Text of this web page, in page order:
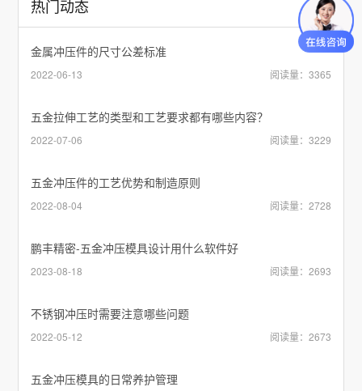
热门动态
金属冲压件的尺寸公差标准
2022-06-13 阅读量：3365
五金拉伸工艺的类型和工艺要求都有哪些内容？
2022-07-06 阅读量：3229
五金冲压件的工艺优势和制造原则
2022-08-04 阅读量：2728
鹏丰精密-五金冲压模具设计用什么软件好
2023-08-18 阅读量：2693
不锈钢冲压时需要注意哪些问题
2022-05-12 阅读量：2673
五金冲压模具的日常养护管理